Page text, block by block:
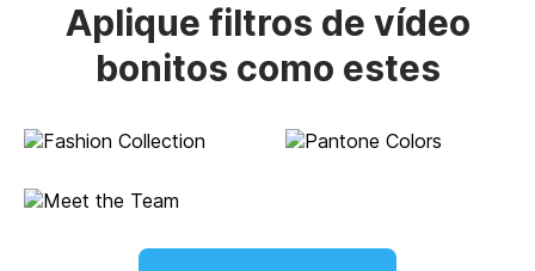
Aplique filtros de vídeo
bonitos como estes